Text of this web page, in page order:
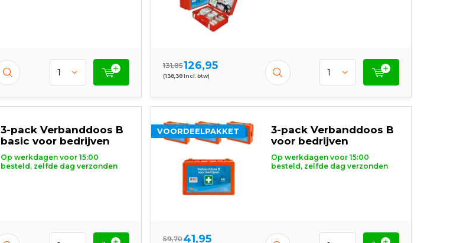
131,85126,95
(138,38 Incl. btw)
3-pack Verbanddoos B
basic voor bedrijven
Op werkdagen voor 15:00
besteld, zelfde dag verzonden
3-pack Verbanddoos B
voor bedrijven
Op werkdagen voor 15:00
besteld, zelfde dag verzonden
VOORDEELPAKKET
59,7041,95